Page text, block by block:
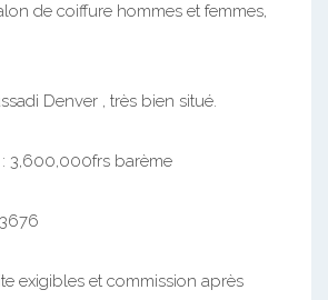
de coiffure hommes et femmes,
Denver , très bien situé.
: 3,600,000frs barème
exigibles et commission après